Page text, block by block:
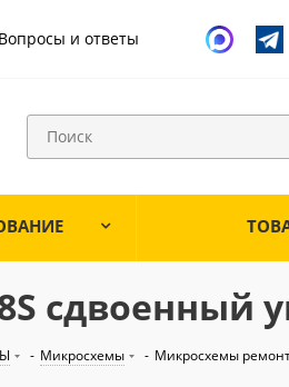
Вопросы и ответы
сдвоенный
- Микросхемы - Микросхемы